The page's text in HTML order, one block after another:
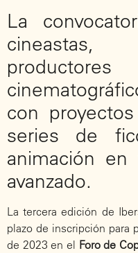
La
con
series de
animación
avanzado.
La tercera edición de
plazo de inscripción para
de 2023 en el Foro de